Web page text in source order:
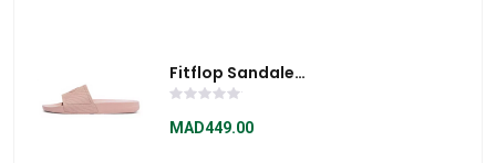
Fitflop Sandale
Iqushion Slides -
SFT03137
MAD449.00